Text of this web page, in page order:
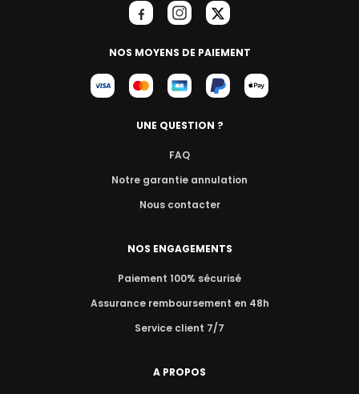
NOS MOYENS DE PAIEMENT
UNE QUESTION ?
FAQ
Notre garantie annulation
Nous contacter
NOS ENGAGEMENTS
Paiement 100% sécurisé
Assurance remboursement en 48h
Service client 7/7
A PROPOS